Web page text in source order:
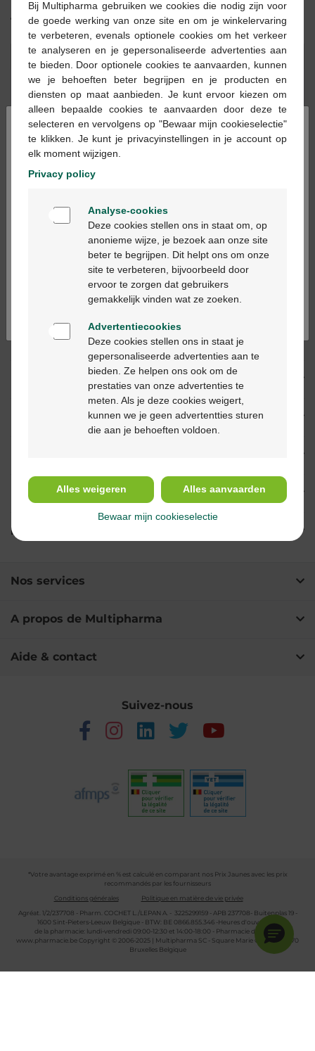
14,26 €
Commander Réserver
En stock en ligne
- + Ajouter au panier
le jour ouvrable suivant
gratuitedans votre pharmacie Multipharma
Livraison à domicile
gratuite
à partir de 55 €
par chat ou formulaire de contact
Description du produit
Ingrédients
Nos services
A propos de Multipharma
Aide & contact
Suivez-nous
*Votre avantage exprimé en % est calculé en comparant nos Prix Jaunes avec les prix
recommandés par les fournisseurs
Conditions générales
Politique en matière de vie privée
Agréat. 1/2/237708 - Pharm. COCHET L./LEPAN A. - 3225299159 - APB 237708- Buitenplas 19 -
1600 Sint-Pieters-Leeuw Belgique - BTW: BE 0866.855.346 -Heures d'ouverture
de la pharmacie: lundi-vendredi 09:00-12:30 et 14:00-18:00 - Pharmacie de garde :
www.pharmacie.beCopyright © 2006-2025 | Multipharma SC - Square Marie Curie 30 - 1070
Bruxelles Belgique
×
Bienvenue
Ga verder in het nederlands
Continuez en français
Bij Multipharma gebruiken we cookies die nodig zijn voor
de goede werking van onze site en om je winkelervaring
te verbeteren, evenals optionele cookies om het verkeer
te analyseren en je gepersonaliseerde advertenties aan
te bieden. Door optionele cookies te aanvaarden, kunnen
we je behoeften beter begrijpen en je producten en
diensten op maat aanbieden. Je kunt ervoor kiezen om
alleen bepaalde cookies te aanvaarden door deze te
selecteren en vervolgens op "Bewaar mijn cookieselectie"
te klikken. Je kunt je privacyinstellingen in je account op
elk moment wijzigen.
Privacy policy
Analyse-cookies
Deze cookies stellen ons in staat om, op
anonieme wijze, je bezoek aan onze site
beter te begrijpen. Dit helpt ons om onze
site te verbeteren, bijvoorbeeld door
ervoor te zorgen dat gebruikers
gemakkelijk vinden wat ze zoeken.
Advertentiecookies
Deze cookies stellen ons in staat je
gepersonaliseerde advertenties aan te
bieden. Ze helpen ons ook om de
prestaties van onze advertenties te
meten. Als je deze cookies weigert,
kunnen we je geen advertentties sturen
die aan je behoeften voldoen.
Alles weigeren Alles aanvaarden
Bewaar mijn cookieselectie